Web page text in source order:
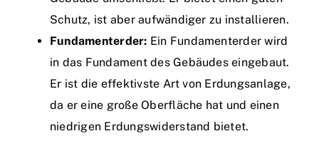
Schutz, ist aber aufwändiger zu installieren.
Fundamenterder: Ein Fundamenterder wird
in das Fundament des Gebäudes eingebaut.
Er ist die effektivste Art von Erdungsanlage,
da er eine große Oberfläche hat und einen
niedrigen Erdungswiderstand bietet.